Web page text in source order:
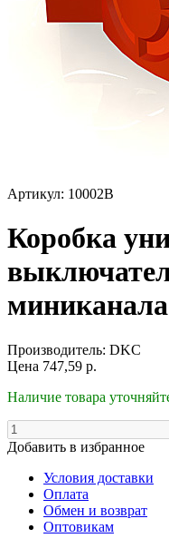
Артикул: 10002B
Коробка
миниканала
Производитель: DKC
Цена 747,59 р.
Наличие товара
Добавить в избранное
Условия доставки
Оплата
Обмен и возврат
Оптовикам